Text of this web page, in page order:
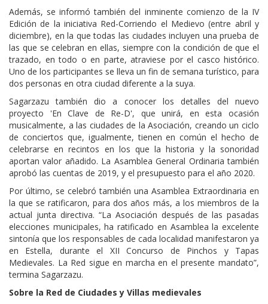
Además, se informó también del inminente comienzo de la IV
Edición de la iniciativa Red-Corriendo el Medievo (entre abril y
diciembre), en la que todas las ciudades incluyen una prueba de
las que se celebran en ellas, siempre con la condición de que el
trazado, en todo o en parte, atraviese por el casco histórico.
Uno de los participantes se lleva un fin de semana turístico, para
dos personas en otra ciudad diferente a la suya.
Sagarzazu también dio a conocer los detalles del nuevo
proyecto 'En Clave de Re-D', que unirá, en esta ocasión
musicalmente, a las ciudades de la Asociación, creando un ciclo
de conciertos que, igualmente, tienen en común el hecho de
celebrarse en recintos en los que la historia y la sonoridad
aportan valor añadido. La Asamblea General Ordinaria también
aprobó las cuentas de 2019, y el presupuesto para el año 2020.
Por último, se celebró también una Asamblea Extraordinaria en
la que se ratificaron, para dos años más, a los miembros de la
actual junta directiva. “La Asociación después de las pasadas
elecciones municipales, ha ratificado en Asamblea la excelente
sintonía que los responsables de cada localidad manifestaron ya
en Estella, durante el XII Concurso de Pinchos y Tapas
Medievales. La Red sigue en marcha en el presente mandato”,
termina Sagarzazu.
Sobre la Red de Ciudades y Villas medievales